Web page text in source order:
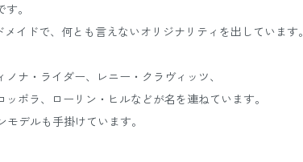
。
イドで、何とも言えないオリジナリティを出しています。
ナ・ライダー、レニー・クラヴィッツ、
ポラ、ローリン・ヒルなどが名を連ねています。
デルも手掛けています。